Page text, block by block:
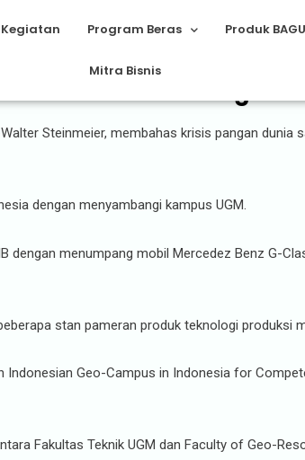
Program Beras Produk
Mitra Bisnis
Bahas Krisis Pangan
Steinmeier, membahas krisis pangan dunia
dengan menyambangi kampus UGM.
dengan menumpang mobil Mercedez Benz G-
stan pameran produk teknologi produksi
Indonesian Geo-Campus in Indonesia for
Fakultas Teknik UGM dan Faculty of Geo-